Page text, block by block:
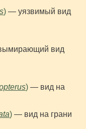
) — уязвимый вид
вид
) — вид на
) — вид на грани